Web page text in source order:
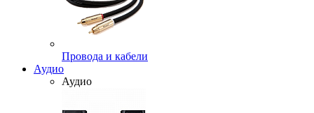
Провода и кабели
Аудио
Аудио